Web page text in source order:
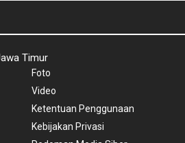
Timur
Foto
Video
Ketentuan Penggunaan
Kebijakan Privasi